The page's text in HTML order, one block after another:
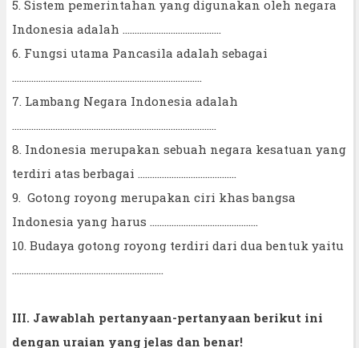
5. Sistem pemerintahan yang digunakan oleh negara
Indonesia adalah …………………………………..
6. Fungsi utama Pancasila adalah sebagai
7. Lambang Negara Indonesia adalah
8. Indonesia merupakan sebuah negara kesatuan yang
terdiri atas berbagai .........................................
9. Gotong royong merupakan ciri khas bangsa
Indonesia yang harus …………………………...............
10. Budaya gotong royong terdiri dari dua bentuk yaitu
III. Jawablah pertanyaan-pertanyaan berikut ini
dengan uraian yang jelas dan benar!